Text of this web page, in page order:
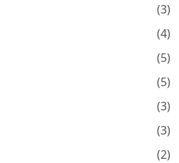
(3)
(4)
(5)
(5)
(3)
(3)
(2)